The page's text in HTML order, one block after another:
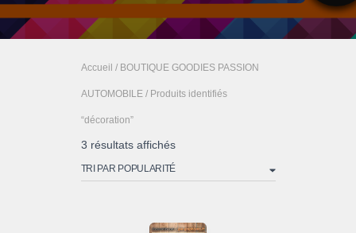
Accueil / BOUTIQUE GOODIES PASSION
AUTOMOBILE/ Produits identifiés
“décoration”
3 résultats affichésTrié
popularité